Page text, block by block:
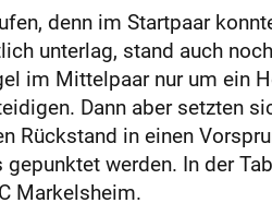
denn im Startpaar
unterlag, stand auch
im Mittelpaar nur um ein
Dann aber setzten
Rückstand in einen
werden. In der
Markelsheim.